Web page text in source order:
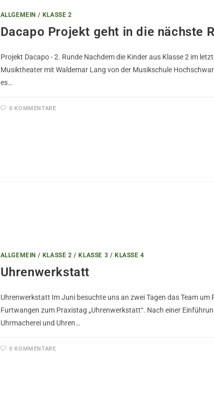
ALLGEMEIN / KLASSE 2
Dacapo Projekt geht in die nächste
Projekt Dacapo - 2. Runde Nachdem die Kinder aus Klasse 2 im
Musiktheater mit Waldemar Lang von der Musikschule
es…
0 KOMMENTARE
ALLGEMEIN / KLASSE 2 / KLASSE 3 / KLASSE 4
Uhrenwerkstatt
Uhrenwerkstatt Im Juni besuchte uns an zwei Tagen das Team um
Furtwangen zum Praxistag „Uhrenwerkstatt“. Nach einer
Uhrmacherei und Uhren…
0 KOMMENTARE